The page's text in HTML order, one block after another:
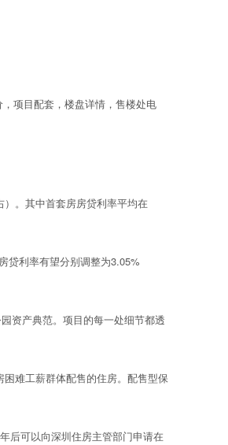
项目配套，楼盘详情，售楼处电
。其中首套房房贷利率平均在
贷利率有望分别调整为3.05%
资产典范。项目的每一处细节都透
难工薪群体配售的住房。配售型保
后可以向深圳住房主管部门申请在